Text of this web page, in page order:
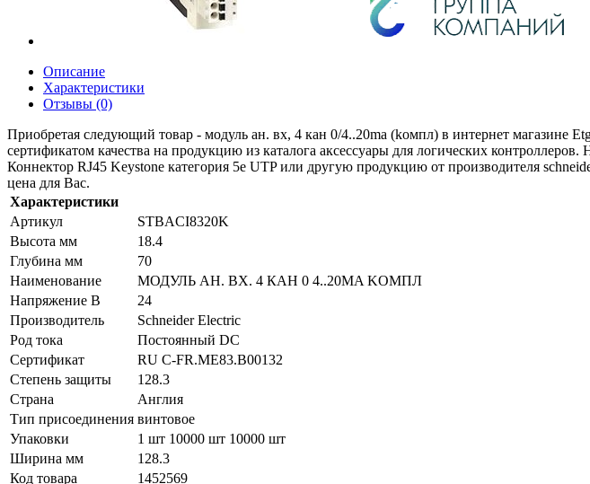
Описание
Характеристики
Отзывы (0)
Приобретая следующий товар - модуль ан. вх, 4 кан 0/4..20ma (kомпл) в интернет магазине
сертификатом качества на продукцию из каталога аксессуары для логических
Коннектор RJ45 Keystone категория 5е UTP или другую продукцию от производителя
цена для Вас.
Характеристики
Артикул
STBACI8320K
Высота мм
18.4
Глубина мм
70
Наименование
МОДУЛЬ АН. ВХ. 4 КАН 0 4..20MA KОМПЛ
Напряжение В
24
Производитель
Schneider Electric
Род тока
Постоянный DC
Сертификат
RU C-FR.ME83.B00132
Степень защиты
128.3
Страна
Англия
Тип присоединения винтовое
Упаковки
1 шт 10000 шт 10000 шт
Ширина мм
128.3
Код товара
1452569